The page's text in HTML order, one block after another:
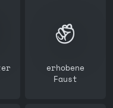
✊️
erhobene
Faust